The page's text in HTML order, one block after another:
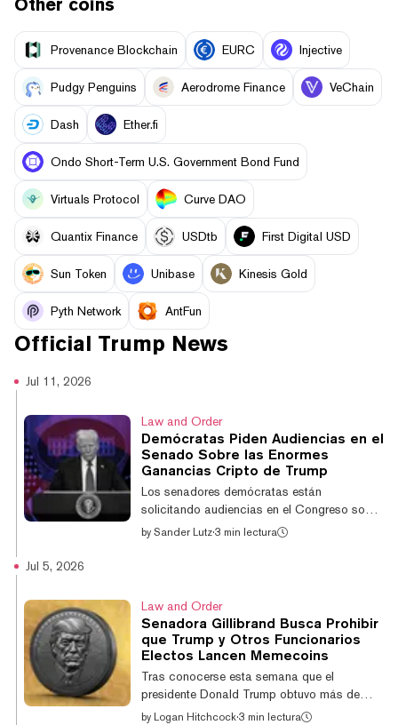
Other coins
Provenance Blockchain EURC Injective
Pudgy Penguins Aerodrome Finance VeChain
Dash Ether.fi
Ondo Short-Term U.S. Government Bond Fund
Virtuals Protocol Curve DAO
Quantix Finance USDtb First Digital USD
Sun Token Unibase Kinesis Gold
Pyth Network AntFun
Official Trump News
Jul 11, 2026
Law and Order
Demócratas Piden Audiencias en el
Senado Sobre las Enormes
Ganancias Cripto de Trump
Los senadores demócratas están
solicitando audiencias en el Congreso sobre
las tenencias de criptomonedas del
demócratas del Senado—Elizabeth Warren
(D-MA), Richard Blumenthal (D-CT), Gary
Peters (D-MI), Dick Durbin (D-IL) y Ron
Wyden (D-OR)—dijeron que las
divulgaciones planteaban preocupaciones
sobre posibles conflictos de interés, infl...
by Sander Lutz·3 min lectura
Jul 5, 2026
Law and Order
Senadora Gillibrand Busca Prohibir
que Trump y Otros Funcionarios
Electos Lancen Memecoins
Tras conocerse esta semana que el
presidente Donald Trump obtuvo más de
$1.200 millones gracias a sus iniciativas
by Logan Hitchcock·3 min lectura